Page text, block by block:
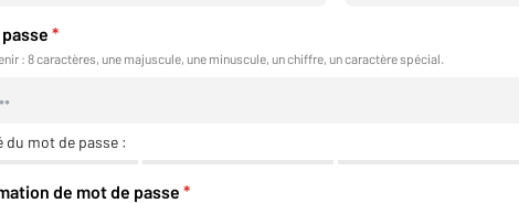
*
: 8 caractères, une majuscule, une minuscule, un chiffre, un caractère spécial.
du mot de passe :
de mot de passe *